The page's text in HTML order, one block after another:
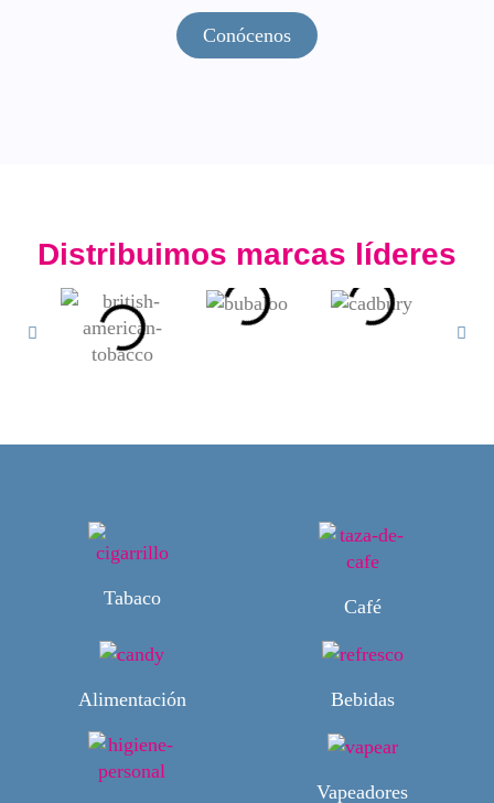
Conócenos
Distribuimos marcas líderes
Tabaco Café
Alimentación Bebidas
Vapeadores